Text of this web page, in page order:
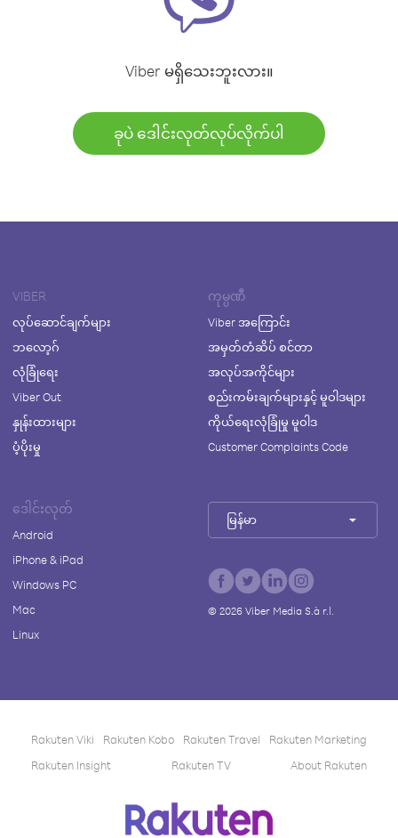
Viber မရှိသေးဘူးလား။
ခုပဲ ဒေါင်းလုတ်လုပ်လိုက်ပါ
VIBER
လုပ်ဆောင်ချက်များ
ဘလော့ဂ်
လုံခြုံရေး
Viber Out
နှုန်းထားများ
ပံ့ပိုးမှု
ကုမ္ပဏီ
Viber အကြောင်း
အမှတ်တံဆိပ် စင်တာ
အလုပ်အကိုင်များ
စည်းကမ်းချက်များနှင့် မူဝါဒများ
ကိုယ်ရေးလုံခြုံမှု မူဝါဒ
Customer Complaints Code
ဒေါင်းလုတ်
Android
iPhone & iPad
Windows PC
Mac
Linux
မြန်မာ
© 2026Viber Media S.à r.l.
Rakuten Viki Rakuten Kobo Rakuten Travel
Rakuten Marketing
Rakuten Insight
Rakuten TV About Rakuten